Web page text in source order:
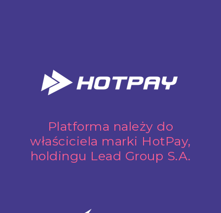
Platforma należy do
właściciela marki HotPay,
holdingu Lead Group S.A.